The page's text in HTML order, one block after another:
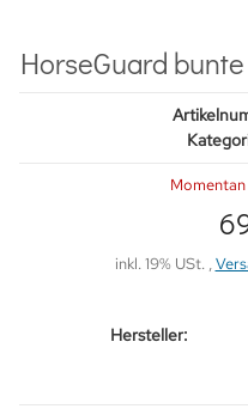
HorseGuard
inkl. 19% USt. ,
Hersteller: